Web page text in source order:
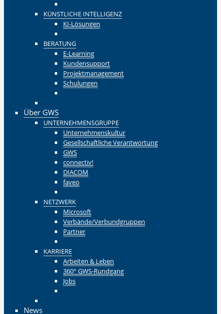
KÜNSTLICHE INTELLIGENZ
KI-Lösungen
BERATUNG
E-Learning
Kundensupport
Projektmanagement
Schulungen
Über GWS
UNTERNEHMENSGRUPPE
Unternehmenskultur
Gesellschaftliche Verantwortung
GWS
connectiv!
DIACOM
faveo
NETZWERK
Microsoft
Verbände/Verbundgruppen
Partner
KARRIERE
Arbeiten & Leben
360° GWS-Rundgang
Jobs
News